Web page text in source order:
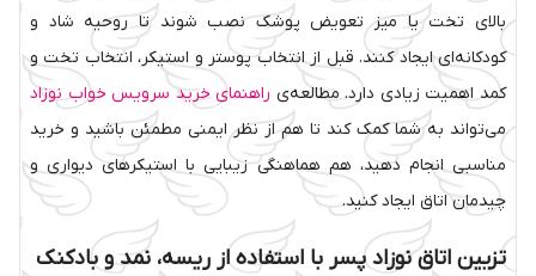
بالای تخت یا میز تعویض پوشک نصب شوند تا روحیه شاد و
کودکانه‌ای ایجاد کنند. قبل از انتخاب پوستر و استیکر، انتخاب تخت و
کمد اهمیت زیادی دارد. مطالعه‌ی راهنمای خرید سرویس خواب نوزاد
می‌تواند به شما کمک کند تا هم از نظر ایمنی مطمئن باشید و خرید
مناسبی انجام دهید، هم هماهنگی زیبایی با استیکرهای دیواری و
چیدمان اتاق ایجاد کنید.
تزیین اتاق نوزاد پسر با استفاده از ریسه، نمد و بادکنک